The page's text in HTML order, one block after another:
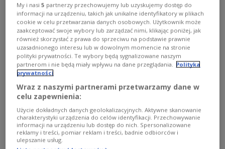
"Popieram go, bo jest znienawidzony na
Kremlu"
Ukraiński pisarz Jurij Andruchowycz wyraził poparcie dla
My i nasi5 partnerzy przechowujemy lub uzyskujemy dostęp do
informacji na urządzeniu, takich jak unikalne identyfikatory w plikach
cookie w celu przetwarzania danych osobowych. Użytkownik może
zaakceptować swoje wybory lub zarządzać nimi, klikając poniżej, jak
również skorzystać z prawa do sprzeciwu na podstawie prawnie
uzasadnionego interesu lub w dowolnym momencie na stronie
polityki prywatności. Te wybory będą sygnalizowane naszym
partnerom i nie będą miały wpływu na dane przeglądania.
Polityka
prywatności
Wraz z naszymi partnerami przetwarzamy dane w
celu zapewnienia:
Użycie dokładnych danych geolokalizacyjnych. Aktywne skanowanie
charakterystyki urządzenia do celów identyfikacji. Przechowywanie
informacji na urządzeniu lub dostęp do nich. Spersonalizowane
reklamy i treści, pomiar reklam i treści, badnie odbiorców i
ulepszanie usług.